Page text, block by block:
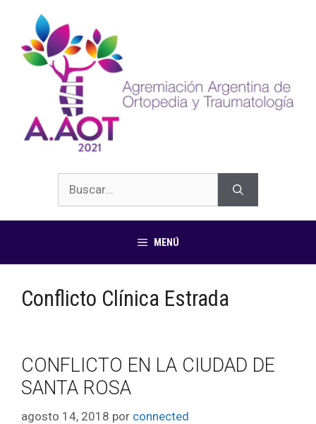
MENÚ
Conflicto Clínica Estrada
CONFLICTO EN LA CIUDAD DE
SANTA ROSA
agosto 14, 2018 por connected